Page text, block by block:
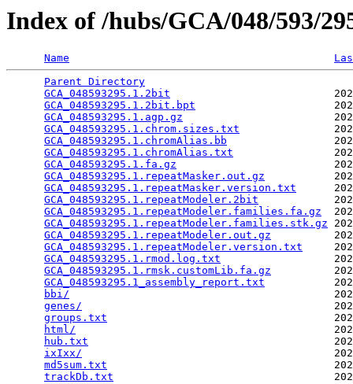
Index of /hubs/GCA/048/593/
Name
Parent Directory
GCA_048593295.1.2bit
GCA_048593295.1.2bit.bpt
GCA_048593295.1.agp.gz
GCA_048593295.1.chrom.sizes.txt
GCA_048593295.1.chromAlias.bb
GCA_048593295.1.chromAlias.txt
GCA_048593295.1.fa.gz
GCA_048593295.1.repeatMasker.out.gz
GCA_048593295.1.repeatMasker.version.txt
GCA_048593295.1.repeatModeler.2bit
GCA_048593295.1.repeatModeler.families.fa.gz
GCA_048593295.1.repeatModeler.families.stk.gz
GCA_048593295.1.repeatModeler.out.gz
GCA_048593295.1.repeatModeler.version.txt
GCA_048593295.1.rmod.log.txt
GCA_048593295.1.rmsk.customLib.fa.gz
GCA_048593295.1_assembly_report.txt
bbi/
genes/
groups.txt
html/
hub.txt
ixIxx/
md5sum.txt
trackDb.txt